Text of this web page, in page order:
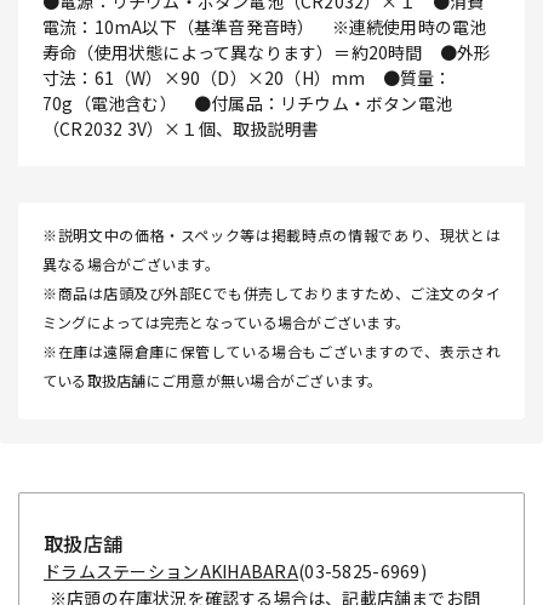
電流：10mA以下（基準音発音時） ※連続使用時の電池
寿命（使用状態によって異なります）＝約20時間 ●外形
寸法：61（W）×90（D）×20（H）mm ●質量：
70g（電池含む） ●付属品：リチウム・ボタン電池
（CR2032 3V）×１個、取扱説明書
※説明文中の価格・スペック等は掲載時点の情報であり、現状とは
異なる場合がございます。
※商品は店頭及び外部ECでも併売しておりますため、ご注文のタイ
ミングによっては完売となっている場合がございます。
※在庫は遠隔倉庫に保管している場合もございますので、表示され
ている取扱店舗にご用意が無い場合がございます。
取扱店舗
ドラムステーションAKIHABARA(03-5825-6969)
※店頭の在庫状況を確認する場合は、記載店舗までお問